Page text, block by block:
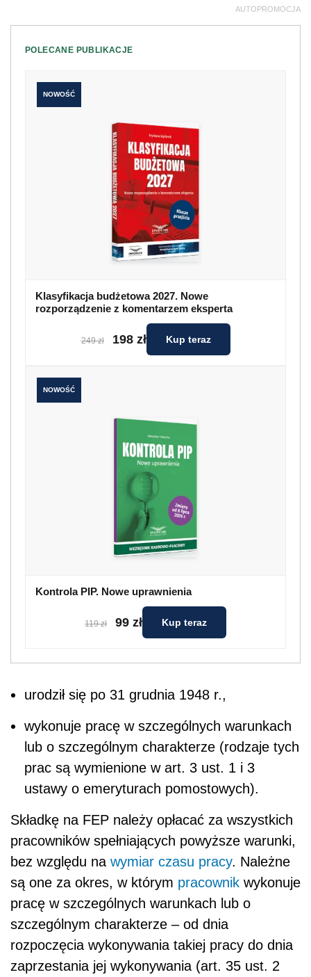
AUTOPROMOCJA
POLECANE PUBLIKACJE
NOWOŚĆ
Klasyfikacja budżetowa 2027. Nowe
rozporządzenie z komentarzem eksperta
249 zł 198 zł Kup teraz
NOWOŚĆ
Kontrola PIP. Nowe uprawnienia
119 zł 99 zł Kup teraz
urodził się po 31 grudnia 1948 r.,
wykonuje pracę w szczególnych warunkach
lub o szczególnym charakterze (rodzaje tych
prac są wymienione w art. 3 ust. 1 i 3
ustawy o emeryturach pomostowych).
Składkę na FEP należy opłacać za wszystkich
pracowników spełniających powyższe warunki,
bez względu na wymiar czasu pracy. Należne
są one za okres, w którym pracownik wykonuje
pracę w szczególnych warunkach lub o
szczególnym charakterze – od dnia
rozpoczęcia wykonywania takiej pracy do dnia
zaprzestania jej wykonywania (art. 35 ust. 2